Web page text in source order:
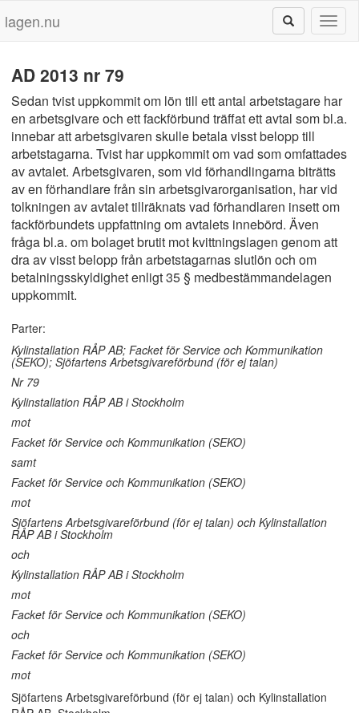
lagen.nu
AD 2013 nr 79
Sedan tvist uppkommit om lön till ett antal arbetstagare har
en arbetsgivare och ett fackförbund träffat ett avtal som bl.a.
innebar att arbetsgivaren skulle betala visst belopp till
arbetstagarna. Tvist har uppkommit om vad som omfattades
av avtalet. Arbetsgivaren, som vid förhandlingarna biträtts
av en förhandlare från sin arbetsgivarorganisation, har vid
tolkningen av avtalet tillräknats vad förhandlaren insett om
fackförbundets uppfattning om avtalets innebörd. Även
fråga bl.a. om bolaget brutit mot kvittningslagen genom att
dra av visst belopp från arbetstagarnas slutlön och om
betalningsskyldighet enligt 35 § medbestämmandelagen
uppkommit.
Parter:
Kylinstallation RÅP AB; Facket för Service och Kommunikation
(SEKO); Sjöfartens Arbetsgivareförbund (för ej talan)
Nr 79
Kylinstallation RÅP AB i Stockholm
mot
Facket för Service och Kommunikation (SEKO)
samt
Facket för Service och Kommunikation (SEKO)
mot
Sjöfartens Arbetsgivareförbund (för ej talan) och Kylinstallation
RÅP AB i Stockholm
och
Kylinstallation RÅP AB i Stockholm
mot
Facket för Service och Kommunikation (SEKO)
och
Facket för Service och Kommunikation (SEKO)
mot
Sjöfartens Arbetsgivareförbund (för ej talan) och Kylinstallation